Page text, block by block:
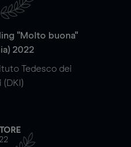
"Molto buona"
2022
Tedesco dei
(DKI)